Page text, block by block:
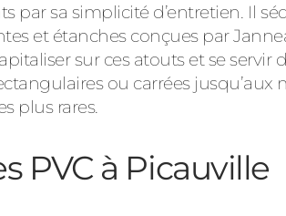
sa simplicité d’entretien. Il
et étanches conçues par
sur ces atouts et se servir
ou carrées jusqu’aux
plus rares.
PVC à Picauville